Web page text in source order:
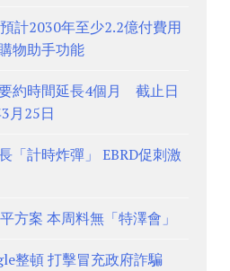
計2030年至少2.2億付費用
物助手功能
約時間延長4個月 截止日
月25日
「計時炸彈」 EBRD促刺激
方案 本周料無「特澤會」
整頓 打擊冒充政府詐騙